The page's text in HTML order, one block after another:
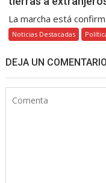
La marcha está
Noticias Destacadas
DEJA UN COMENTARIO